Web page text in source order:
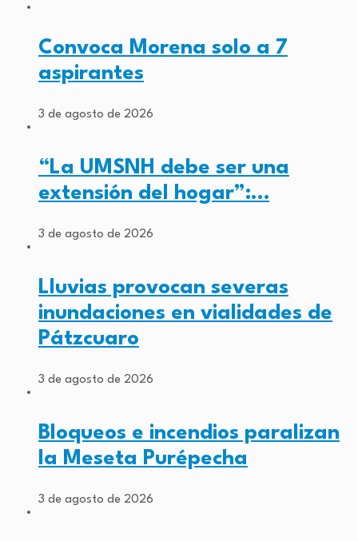
Convoca Morena solo a 7
aspirantes
3 de agosto de 2026
“La UMSNH debe ser una
extensión del hogar”:…
3 de agosto de 2026
Lluvias provocan severas
inundaciones en vialidades de
Pátzcuaro
3 de agosto de 2026
Bloqueos e incendios paralizan
la Meseta Purépecha
3 de agosto de 2026